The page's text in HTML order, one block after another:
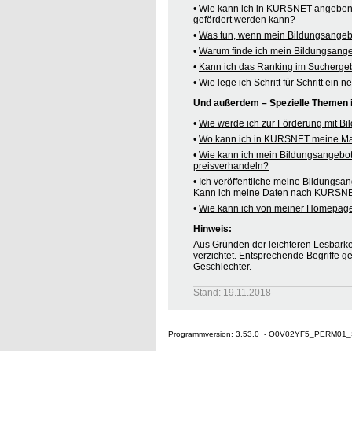
• Wie kann ich in KURSNET
gefördert werden kann?
• Was tun, wenn mein
• Warum finde ich mein
• Kann ich das Ranking im
• Wie lege ich Schritt für Schritt ein
Und außerdem – Spezielle Themen
• Wie werde ich zur Förderung mit
• Wo kann ich in KURSNET meine
• Wie kann ich mein
preisverhandeln?
• Ich veröffentliche meine
Kann ich meine Daten nach
• Wie kann ich von meiner
Hinweis:
Aus Gründen der leichteren
verzichtet. Entsprechende Begriffe
Geschlechter.
Stand: 19.11.2018
Programmversion: 3.53.0 -